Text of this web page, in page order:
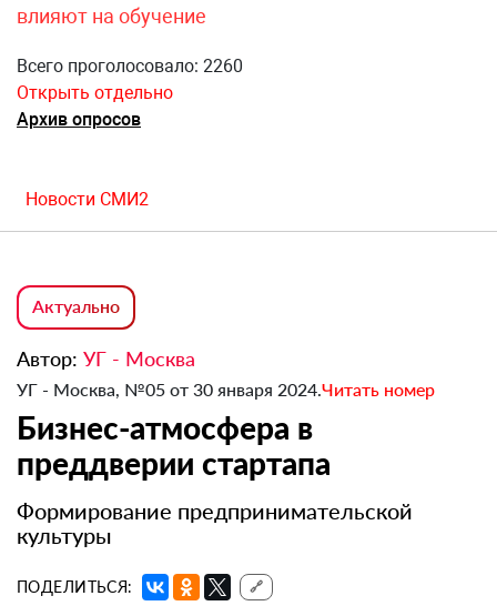
влияют на обучение
Всего проголосовало: 2260
Открыть отдельно
Архив опросов
Новости СМИ2
Актуально
Автор: УГ - Москва
УГ - Москва, №05 от 30 января 2024.Читать номер
Бизнес-атмосфера в
преддверии стартапа
Формирование предпринимательской
культуры
ПОДЕЛИТЬСЯ: 🔗